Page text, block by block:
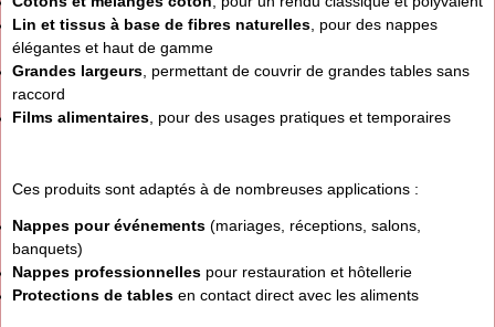
Lin et tissus à base de fibres naturelles , pour des nappes
élégantes et haut de gamme
Grandes largeurs , permettant de couvrir de grandes tables sans
raccord
Films alimentaires , pour des usages pratiques et temporaires
Ces produits sont adaptés à de nombreuses applications :
Nappes pour événements (mariages, réceptions, salons,
banquets)
Nappes professionnelles pour restauration et hôtellerie
Protections de tables en contact direct avec les aliments